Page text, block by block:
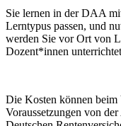
Sie lernen in der DAA
Lerntypus passen, und
werden Sie vor Ort von
Dozent*innen
Die Kosten können
Voraussetzungen von